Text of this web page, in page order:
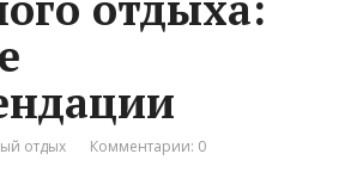
отдых Комментарии: 0